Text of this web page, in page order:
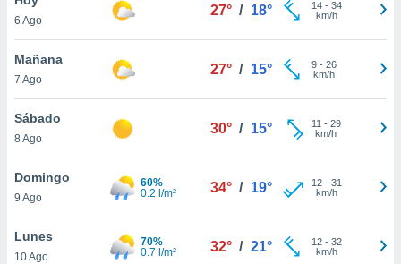
en
más
nuestra
de
6 Ago
27° / 18° 14- 34
km/h
Mañana
7 Ago
27° / 15° 9- 26
km/h
Sábado
8 Ago
30° / 15° 11 - 29
km/h
Domingo
9 Ago
60%
0.2 l/m²
34° / 19° 12- 31
km/h
Lunes
10 Ago
70%
0.7 l/m²
32° / 21° 12- 32
km/h